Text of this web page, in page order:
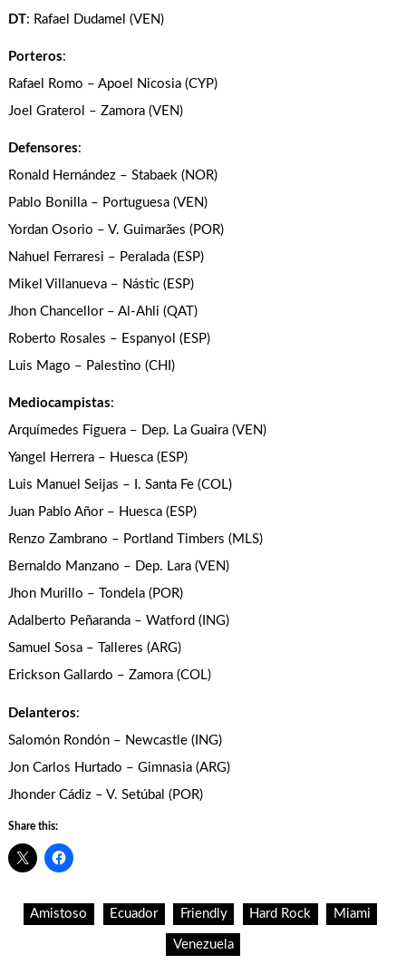
DT: Rafael Dudamel (VEN)
Porteros:
Rafael Romo – Apoel Nicosia (CYP)
Joel Graterol – Zamora (VEN)
Defensores:
Ronald Hernández – Stabaek (NOR)
Pablo Bonilla – Portuguesa (VEN)
Yordan Osorio – V. Guimarães (POR)
Nahuel Ferraresi – Peralada (ESP)
Mikel Villanueva – Nástic (ESP)
Jhon Chancellor – Al-Ahli (QAT)
Roberto Rosales – Espanyol (ESP)
Luis Mago – Palestino (CHI)
Mediocampistas:
Arquímedes Figuera – Dep. La Guaira (VEN)
Yangel Herrera – Huesca (ESP)
Luis Manuel Seijas – I. Santa Fe (COL)
Juan Pablo Añor – Huesca (ESP)
Renzo Zambrano – Portland Timbers (MLS)
Bernaldo Manzano – Dep. Lara (VEN)
Jhon Murillo – Tondela (POR)
Adalberto Peñaranda – Watford (ING)
Samuel Sosa – Talleres (ARG)
Erickson Gallardo – Zamora (COL)
Delanteros:
Salomón Rondón – Newcastle (ING)
Jon Carlos Hurtado – Gimnasia (ARG)
Jhonder Cádiz – V. Setúbal (POR)
Share this:
Amistoso Ecuador Friendly Hard Rock Miami
Venezuela